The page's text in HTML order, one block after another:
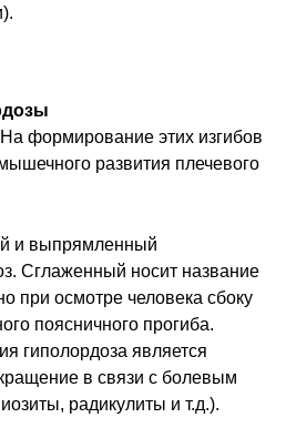
формирование этих изгибов
развития плечевого
и выпрямленный
Сглаженный носит название
при осмотре человека сбоку
поясничного прогиба.
гиполордоза является
в связи с болевым
радикулиты и т.д.).